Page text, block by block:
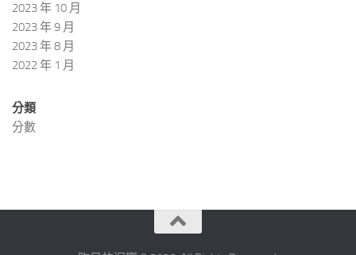
2023 年 10 月
2023 年 9 月
2023 年 8 月
2022 年 1 月
分類
分數